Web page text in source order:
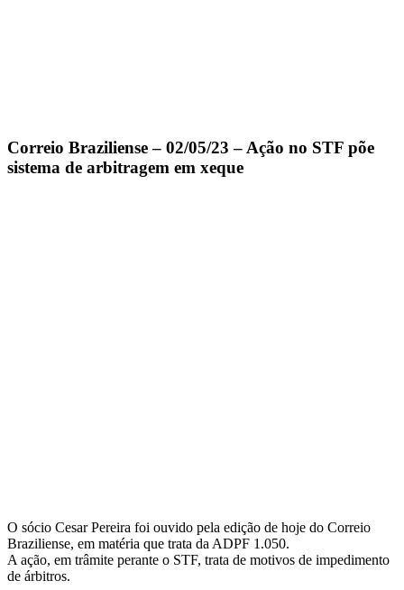
Correio Braziliense – 02/05/23 – Ação no STF põe
sistema de arbitragem em xeque
O sócio Cesar Pereira foi ouvido pela edição de hoje do Correio
Braziliense, em matéria que trata da ADPF 1.050.
A ação, em trâmite perante o STF, trata de motivos de impedimento
de árbitros.